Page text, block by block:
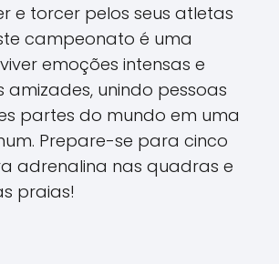
e torcer pelos seus atletas
campeonato é uma
emoções intensas e
amizades, unindo pessoas
partes do mundo em uma
Prepare-se para cinco
adrenalina nas quadras e
praias!